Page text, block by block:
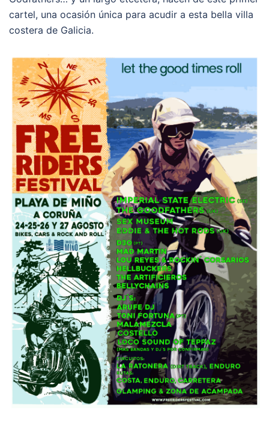
cartel, una ocasión única para acudir a esta bella villa
costera de Galicia.